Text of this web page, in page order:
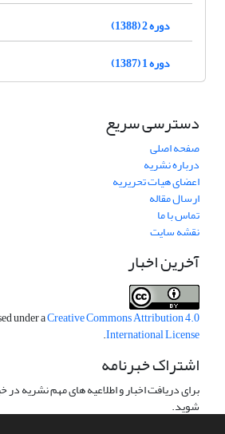
دوره 2 (1388)
دوره 1 (1387)
دسترسی سریع
صفحه اصلی
درباره نشریه
اعضای هیات تحریریه
ارسال مقاله
تماس با ما
نقشه سایت
آخرین اخبار
under aCreative Commons Attribution 4.0
International License
.
اشتراک خبرنامه
برای دریافت اخبار و اطلاعیه های مهم نشریه
شوید.